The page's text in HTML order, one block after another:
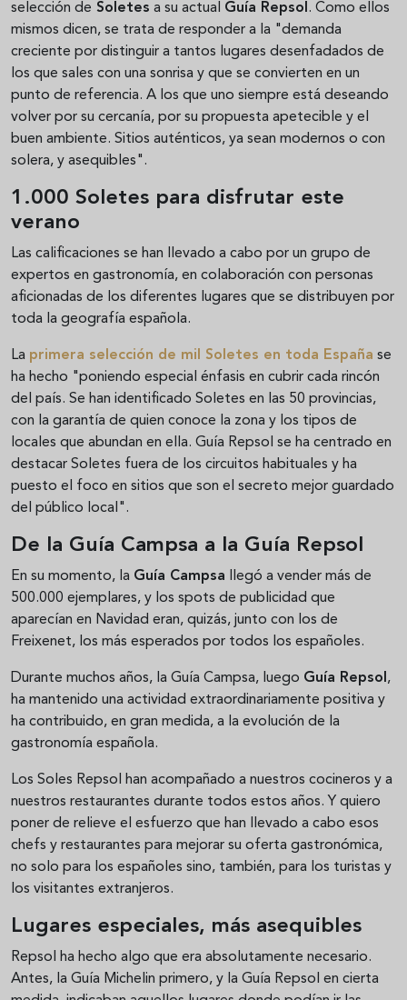
selección de Soletes a su actual Guía Repsol . Como ellos
mismos dicen, se trata de responder a la "demanda
creciente por distinguir a tantos lugares desenfadados de
los que sales con una sonrisa y que se convierten en un
punto de referencia. A los que uno siempre está deseando
volver por su cercanía, por su propuesta apetecible y el
buen ambiente. Sitios auténticos, ya sean modernos o con
solera, y asequibles".
1.000 Soletes para disfrutar este
verano
Las calificaciones se han llevado a cabo por un grupo de
expertos en gastronomía, en colaboración con personas
aficionadas de los diferentes lugares que se distribuyen por
toda la geografía española.
La primera selección de mil Soletes en toda España se
ha hecho "poniendo especial énfasis en cubrir cada rincón
del país. Se han identificado Soletes en las 50 provincias,
con la garantía de quien conoce la zona y los tipos de
locales que abundan en ella. Guía Repsol se ha centrado en
destacar Soletes fuera de los circuitos habituales y ha
puesto el foco en sitios que son el secreto mejor guardado
del público local".
De la Guía Campsa a la Guía Repsol
En su momento, la Guía Campsa llegó a vender más de
500.000 ejemplares, y los spots de publicidad que
aparecían en Navidad eran, quizás, junto con los de
Freixenet, los más esperados por todos los españoles.
Durante muchos años, la Guía Campsa, luego Guía Repsol ,
ha mantenido una actividad extraordinariamente positiva y
ha contribuido, en gran medida, a la evolución de la
gastronomía española.
Los Soles Repsol han acompañado a nuestros cocineros y a
nuestros restaurantes durante todos estos años. Y quiero
poner de relieve el esfuerzo que han llevado a cabo esos
chefs y restaurantes para mejorar su oferta gastronómica,
no solo para los españoles sino, también, para los turistas y
los visitantes extranjeros.
Lugares especiales, más asequibles
Repsol ha hecho algo que era absolutamente necesario.
Antes, la Guía Michelin primero, y la Guía Repsol en cierta